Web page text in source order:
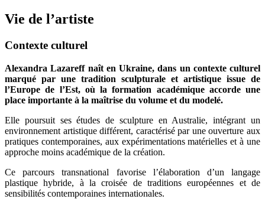
Vie de l’artiste
Contexte culturel
Alexandra Lazareff naît en Ukraine, dans un contexte culturel
marqué par une tradition sculpturale et artistique issue de
l’Europe de l’Est, où la formation académique accorde une
place importante à la maîtrise du volume et du modelé.
Elle poursuit ses études de sculpture en Australie, intégrant un
environnement artistique différent, caractérisé par une ouverture aux
pratiques contemporaines, aux expérimentations matérielles et à une
approche moins académique de la création.
Ce parcours transnational favorise l’élaboration d’un langage
plastique hybride, à la croisée de traditions européennes et de
sensibilités contemporaines internationales.